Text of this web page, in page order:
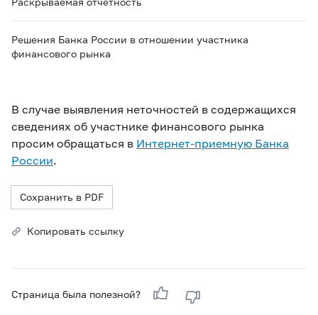
Решения Банка России в отношении участника
финансового рынка
В случае выявления неточностей в содержащихся
сведениях об участнике финансового рынка
просим обращаться в Интернет-приемную Банка
России.
Сохранить в PDF
Копировать ссылку
Страница была полезной?